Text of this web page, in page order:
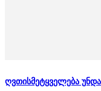
ღვთისმეტყველება